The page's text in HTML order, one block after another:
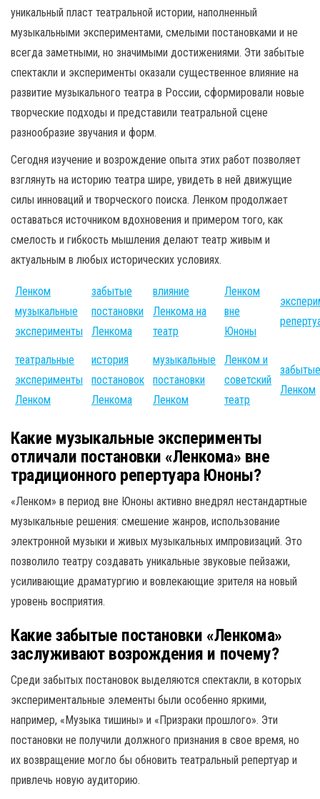
уникальный пласт театральной истории, наполненный
музыкальными экспериментами, смелыми постановками и не
всегда заметными, но значимыми достижениями. Эти забытые
спектакли и эксперименты оказали существенное влияние на
развитие музыкального театра в России, сформировали новые
творческие подходы и представили театральной сцене
разнообразие звучания и форм.
Сегодня изучение и возрождение опыта этих работ позволяет
взглянуть на историю театра шире, увидеть в ней движущие
силы инноваций и творческого поиска. Ленком продолжает
оставаться источником вдохновения и примером того, как
смелость и гибкость мышления делают театр живым и
актуальным в любых исторических условиях.
Ленком
музыкальные
эксперименты
забытые
постановки
Ленкома
влияние
Ленкома на
театр
Ленком
вне
Юноны
театральные
эксперименты
Ленком
история
постановок
Ленкома
музыкальные
постановки
Ленком
Ленком и
советский
театр
Ленком
Какие музыкальные эксперименты
отличали постановки «Ленкома» вне
традиционного репертуара Юноны?
«Ленком» в период вне Юноны активно внедрял нестандартные
музыкальные решения: смешение жанров, использование
электронной музыки и живых музыкальных импровизаций. Это
позволило театру создавать уникальные звуковые пейзажи,
усиливающие драматургию и вовлекающие зрителя на новый
уровень восприятия.
Какие забытые постановки «Ленкома»
заслуживают возрождения и почему?
Среди забытых постановок выделяются спектакли, в которых
экспериментальные элементы были особенно яркими,
например, «Музыка тишины» и «Призраки прошлого». Эти
постановки не получили должного признания в свое время, но
их возвращение могло бы обновить театральный репертуар и
привлечь новую аудиторию.